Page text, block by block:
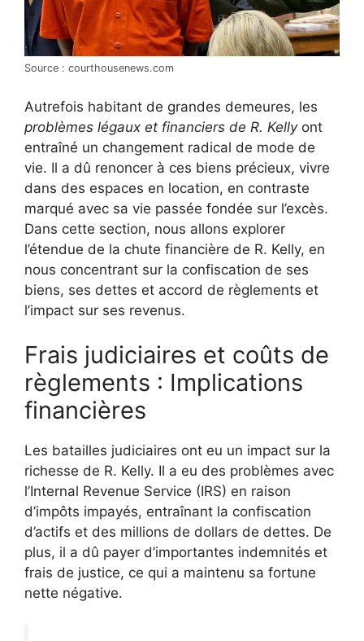
Source : courthousenews.com
Autrefois habitant de grandes demeures, les
problèmes légaux et financiers de R. Kellyont
entraîné un changement radical de mode de
vie. Il a dû renoncer à ces biens précieux, vivre
dans des espaces en location, en contraste
marqué avec sa vie passée fondée sur l’excès.
Dans cette section, nous allons explorer
l’étendue de la chute financière de R. Kelly, en
nous concentrant sur la confiscation de ses
biens, ses dettes et accord de règlements et
l’impact sur ses revenus.
Frais judiciaires et coûts de
règlements : Implications
financières
Les batailles judiciaires ont eu un impact sur la
richesse de R. Kelly. Il a eu des problèmes avec
l’Internal Revenue Service (IRS) en raison
d’impôts impayés, entraînant la confiscation
d’actifs et des millions de dollars de dettes. De
plus, il a dû payer d’importantes indemnités et
frais de justice, ce qui a maintenu sa fortune
nette négative.